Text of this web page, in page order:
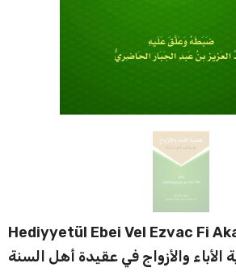
Hediyyetül Ebei Vel Ezvac Fi
الأباء والأزواج في عقيدة أهل السنة